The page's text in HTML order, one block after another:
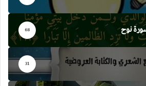
نوح 68
31